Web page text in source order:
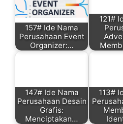
157# Ide Nama
Perusahaan Event
Organizer:…
121#
147# Ide Nama
Perusahaan Desain
Grafis:
Menciptakan…
113#